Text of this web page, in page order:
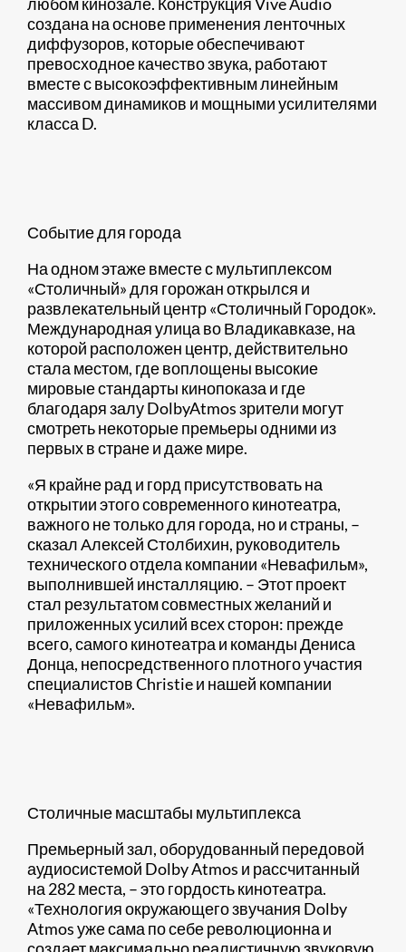
создана на основе применения ленточных
диффузоров, которые обеспечивают
превосходное качество звука, работают
вместе с высокоэффективным линейным
массивом динамиков и мощными усилителями
класса D.
Событие для города
На одном этаже вместе с мультиплексом
«Столичный» для горожан открылся и
развлекательный центр «Столичный Городок».
Международная улица во Владикавказе, на
которой расположен центр, действительно
стала местом, где воплощены высокие
мировые стандарты кинопоказа и где
благодаря залу DolbyAtmos зрители могут
смотреть некоторые премьеры одними из
первых в стране и даже мире.
«Я крайне рад и горд присутствовать на
открытии этого современного кинотеатра,
важного не только для города, но и страны, –
сказал Алексей Столбихин, руководитель
технического отдела компании «Невафильм»,
выполнившей инсталляцию. – Этот проект
стал результатом совместных желаний и
приложенных усилий всех сторон: прежде
всего, самого кинотеатра и команды Дениса
Донца, непосредственного плотного участия
специалистов Christie и нашей компании
«Невафильм».
Столичные масштабы мультиплекса
Премьерный зал, оборудованный передовой
аудиосистемой Dolby Atmos и рассчитанный
на 282 места, – это гордость кинотеатра.
«Технология окружающего звучания Dolby
Atmos уже сама по себе революционна и
создает максимально реалистичную звуковую